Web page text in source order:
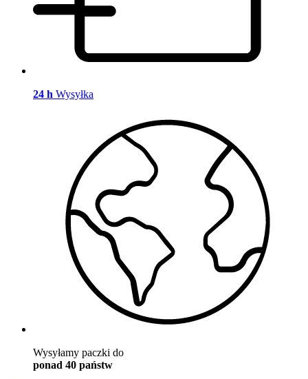
24 h Wysyłka
Wysyłamy paczki do
ponad 40 państw